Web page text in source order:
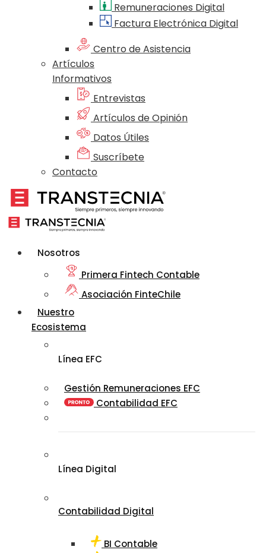
Remuneraciones Digital
Factura Electrónica Digital
Centro de Asistencia
Artículos
Informativos
Entrevistas
Artículos de Opinión
Datos Útiles
Suscríbete
Contacto
Nosotros
Primera Fintech Contable
Asociación FinteChile
Nuestro
Ecosistema
Línea EFC
Gestión Remuneraciones EFC
Contabilidad EFC
Línea Digital
Contabilidad Digital
BI Contable